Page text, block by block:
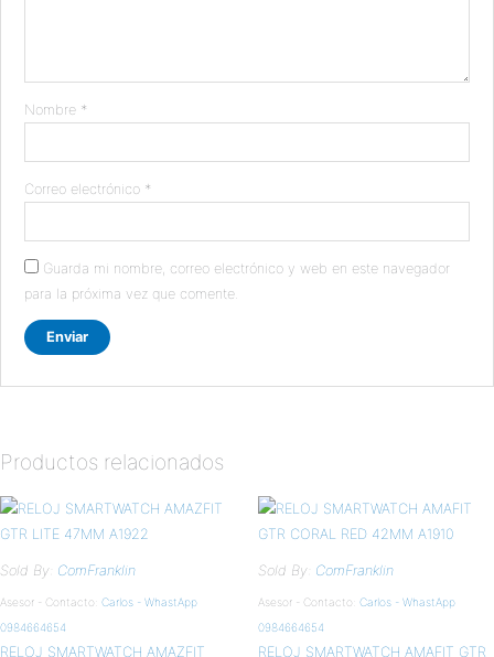
Nombre *
Correo electrónico *
Guarda mi nombre, correo electrónico y web en este navegador
para la próxima vez que comente.
Productos relacionados
Sold By: ComFranklin
Asesor - Contacto: Carlos - WhastApp
0984664654
RELOJ SMARTWATCH AMAZFIT
Sold By: ComFranklin
Asesor - Contacto: Carlos - WhastApp
0984664654
RELOJ SMARTWATCH AMAFIT GTR